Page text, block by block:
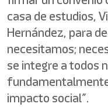
casa de estudios,
Hernández, para
necesitamos;
se integre a todos
impacto social”.